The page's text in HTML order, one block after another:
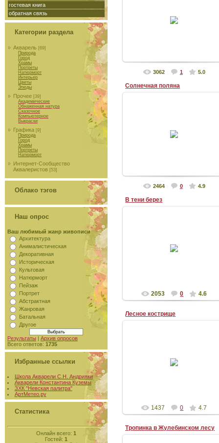
гостевая книга
обратная связь
Категории раздела
Акварель [69]
Природа
Город
Храмы
Портреты
Натюрморт
Интерьер
Цветы
Этюды
Прочее [39]
Академические
Обнаженная натура
Сказочное
Компьютерное
Выкраски
Графика [9]
Природа
Город
Храмы
Портреты
Натюрморт
Интернет-Сообщество
Аквалеристов [53]
Облако тэгов
Наш опрос
Ваш любимый жанр живописи
Архитектура
Анималистическая
Декоративная
Историческая
Культовая
Натюрморт
Пейзаж
Портрет
Абстрактная
Жанровая
Батальная
Другое
Результаты | Архив опросов
Всего ответов: 1735
Избранные ссылки
Школа Акварели С.Н. Андрияки
Акварели Константина Куземы
ЗХК "Невская палитра"
АртМетео.ру
Статистика
Онлайн всего: 1
Гостей: 1
Москва
Бумага Fabriano 300г/м2, акварель
Аква_Рель
3062 1 5.0
Солнечная поляна
Москва
Бумага Гознак 280г/м2, акварель
Аква_Рель
2464 0 4.9
В тени берез
270г/м2, акварель
2053 0 4.6
Лесное кострище
Бумага Гознак 280г/м2, акварель
Высота: 19см Ширина: 14см
1437 0 4.7
Тропинка в Жулебинском лесу